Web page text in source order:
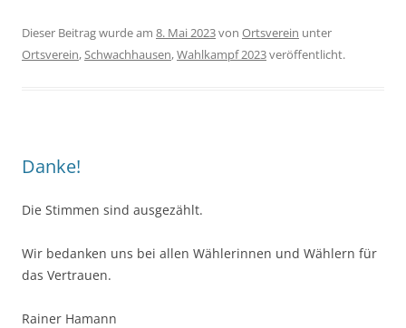
Dieser Beitrag wurde am 8. Mai 2023von Ortsverein unter
Ortsverein,Schwachhausen,Wahlkampf 2023veröffentlicht.
Danke!
Die Stimmen sind ausgezählt.
Wir bedanken uns bei allen Wählerinnen und Wählern für
das Vertrauen.
Rainer Hamann